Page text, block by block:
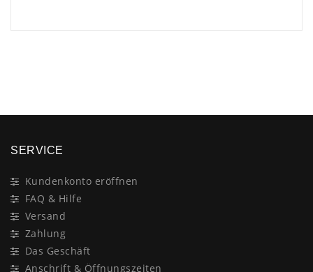
SERVICE
Kundenkonto eröffnen
FAQ & Hilfe
Versand
Zahlung
Das Geschäft
Anschrift & Öffnungszeiten